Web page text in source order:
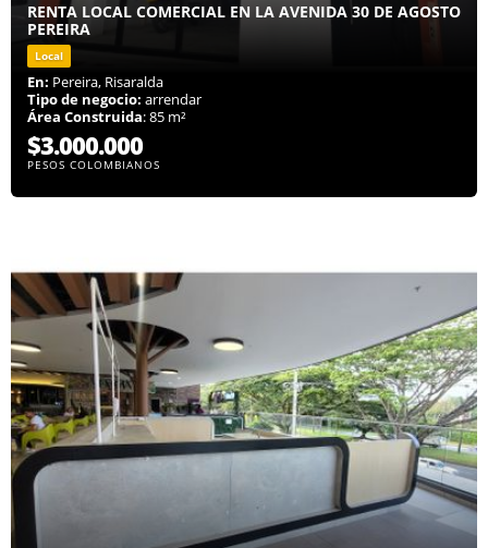
RENTA LOCAL COMERCIAL EN LA AVENIDA 30 DE AGOSTO
PEREIRA
Local
En: Pereira, Risaralda
Tipo de negocio: arrendar
Área Construida: 85 m²
$3.000.000
PESOS COLOMBIANOS